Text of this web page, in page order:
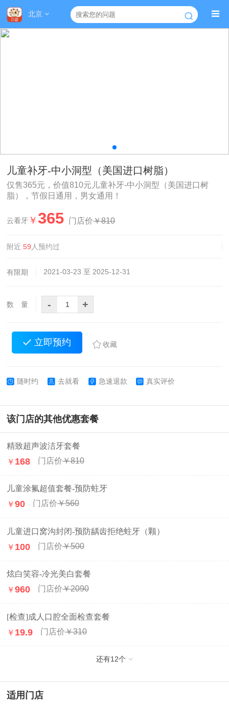
北京
儿童补牙-中小洞型（美国进口树脂）
仅售365元，价值810元儿童补牙-中小洞型（美国进口树
脂），节假日通用，男女通用！
云看牙 ￥365 门店价￥810
附近59 人预约过
有限期 2021-03-23 至 2025-12-31
数 量 - +
立即预约 收藏
随时约 去就看 急速退款 真实评价
该门店的其他优惠套餐
精致超声波洁牙套餐
￥ 168 ￥810
儿童涂氟超值套餐-预防蛀牙
￥90 ￥560
儿童进口窝沟封闭-预防龋齿拒绝蛀牙（颗）
￥ 100 ￥500
炫白笑容-冷光美白套餐
￥960 ￥2090
[检查]成人口腔全面检查套餐
￥ 19.9 ￥310
还有12个
适用门店